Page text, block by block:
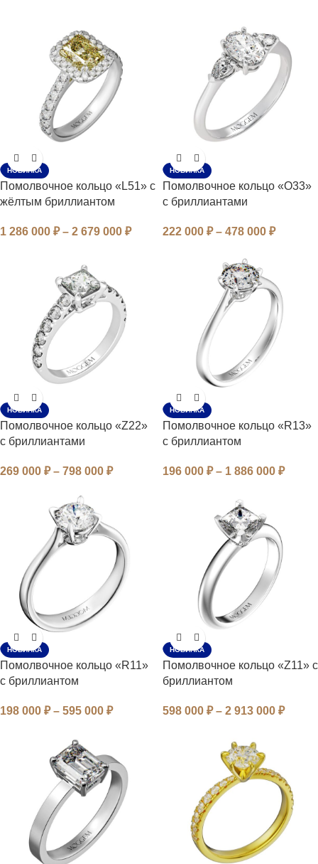
НОВИНКА
Помолвочное кольцо «L51» с
жёлтым бриллиантом
1 286 000 ₽ – 2 679 000 ₽
НОВИНКА
Помолвочное кольцо «O33»
с бриллиантами
222 000 ₽ – 478 000 ₽
НОВИНКА
Помолвочное кольцо «Z22»
с бриллиантами
269 000 ₽ – 798 000 ₽
НОВИНКА
Помолвочное кольцо «R13»
с бриллиантом
196 000 ₽ – 1 886 000 ₽
НОВИНКА
Помолвочное кольцо «R11»
с бриллиантом
198 000 ₽ – 595 000 ₽
НОВИНКА
Помолвочное кольцо «Z11» с
бриллиантом
598 000 ₽ – 2 913 000 ₽